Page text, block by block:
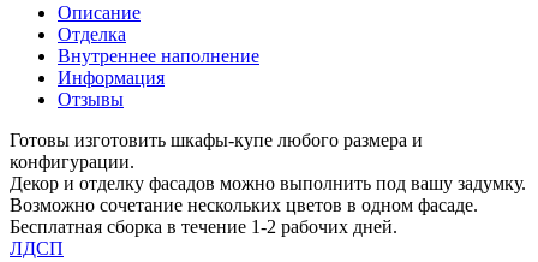
Описание
Отделка
Внутреннее наполнение
Информация
Отзывы
Готовы изготовить шкафы-купе любого размера и
конфигурации.
Декор и отделку фасадов можно выполнить под вашу задумку.
Возможно сочетание нескольких цветов в одном фасаде.
Бесплатная сборка в течение 1-2 рабочих дней.
ЛДСП